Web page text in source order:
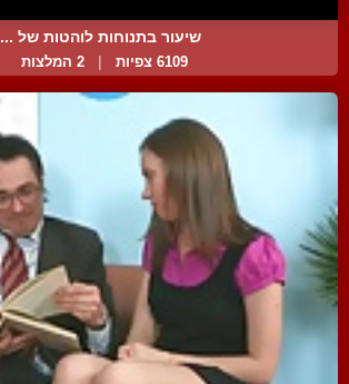
שיעור בתנוחות לוהטות של ...
6109 צפיות 2 המלצות